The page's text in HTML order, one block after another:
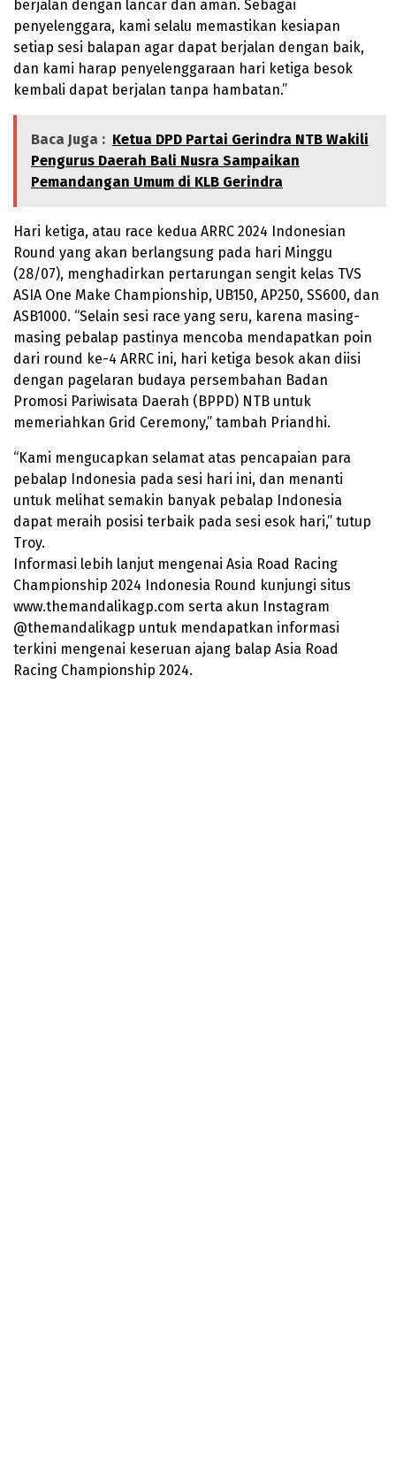
berjalan dengan lancar dan aman. Sebagai
penyelenggara, kami selalu memastikan kesiapan
setiap sesi balapan agar dapat berjalan dengan baik,
dan kami harap penyelenggaraan hari ketiga besok
kembali dapat berjalan tanpa hambatan.”
Baca Juga : Ketua DPD Partai Gerindra NTB Wakili
Pengurus Daerah Bali Nusra Sampaikan
Pemandangan Umum di KLB Gerindra
Hari ketiga, atau race kedua ARRC 2024 Indonesian
Round yang akan berlangsung pada hari Minggu
(28/07), menghadirkan pertarungan sengit kelas TVS
ASIA One Make Championship, UB150, AP250, SS600, dan
ASB1000. “Selain sesi race yang seru, karena masing-
masing pebalap pastinya mencoba mendapatkan poin
dari round ke-4 ARRC ini, hari ketiga besok akan diisi
dengan pagelaran budaya persembahan Badan
Promosi Pariwisata Daerah (BPPD) NTB untuk
memeriahkan Grid Ceremony,” tambah Priandhi.
“Kami mengucapkan selamat atas pencapaian para
pebalap Indonesia pada sesi hari ini, dan menanti
untuk melihat semakin banyak pebalap Indonesia
dapat meraih posisi terbaik pada sesi esok hari,” tutup
Troy.
Informasi lebih lanjut mengenai Asia Road Racing
Championship 2024 Indonesia Round kunjungi situs
www.themandalikagp.com serta akun Instagram
@themandalikagp untuk mendapatkan informasi
terkini mengenai keseruan ajang balap Asia Road
Racing Championship 2024.